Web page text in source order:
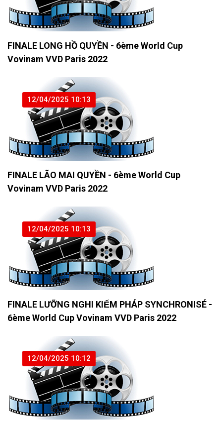
FINALE LONG HỒ QUYỀN - 6ème World Cup
Vovinam VVD Paris 2022
12/04/2025 10:13
FINALE LÃO MAI QUYỀN - 6ème World Cup
Vovinam VVD Paris 2022
12/04/2025 10:13
FINALE LƯỠNG NGHI KIẾM PHÁP SYNCHRONISÉ -
6ème World Cup Vovinam VVD Paris 2022
12/04/2025 10:12